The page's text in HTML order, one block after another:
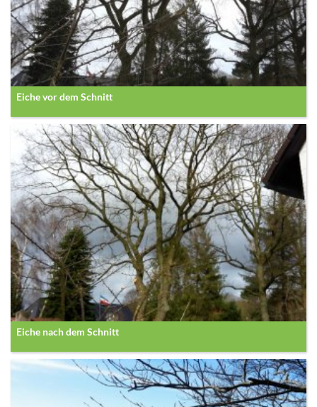
Eiche vor dem Schnitt
Eiche nach dem Schnitt